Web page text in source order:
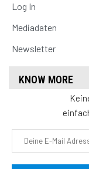
Log In
Mediadaten
Newsletter
KNOW MORE